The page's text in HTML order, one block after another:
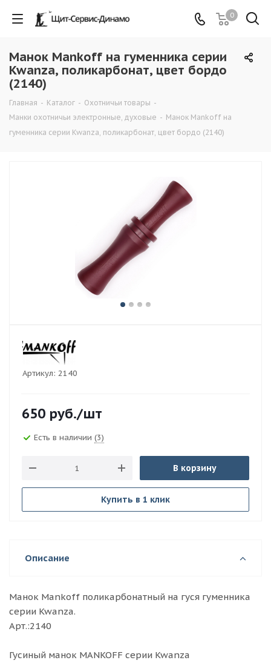
0
Манок Mankoff на гуменника серии
Kwanza, поликарбонат, цвет бордо
(2140)
Главная - Каталог - Охотничьи товары -
Манки охотничьи электронные, духовые - Манок Mankoff на
гуменника серии Kwanza, поликарбонат, цвет бордо (2140)
Артикул: 2140
650 руб./шт
Есть в наличии (3)
В корзину
Купить в 1 клик
Описание
Манок Mankoff поликарбонатный на гуся гуменника
серии Kwanza.
Арт.:2140
Гусиный манок MANKOFF серии Kwanza